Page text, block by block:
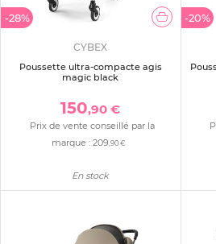
-28%
CYBEX
Poussette ultra-compacte agis
magic black
150,90 €
Prix de vente conseillé par la
marque :209 ,90 €
En stock
-20%